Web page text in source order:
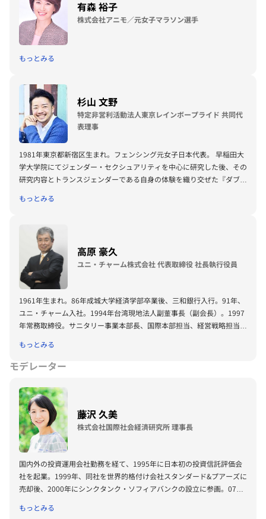
有森 裕子
株式会社アニモ／元女子マラソン選手
もっとみる
杉山 文野
特定非営利活動法人東京レインボープライド 共同代
表理事
1981年東京都新宿区生まれ。フェンシング元女子日本代表。 早稲田大
学大学院にてジェンダー・セクシュアリティを中心に研究した後、その
研究内容とトランスジェンダーである自身の体験を織り交ぜた『ダブル
で世界約50カ国＋南極を巡り、現地で様々な社会問題と向き合う。 帰
をつくる」をテーマに、LGBTQの啓発を中心とした飲食店の経営やイ
ベントの運営、全国各地で年間100本を超える講演会やメディア出演な
ど活動は多義にわたる。 日本初となる渋谷区・同性パートナーシップ
制度制定に関わり、現在は日本フェンシング協会理事、日本オリンピッ
ク委員会理事なども兼任。 パートナーとの間に二児をもうけ、精子提
供者である友人と共に3人親として子育てを行う、新しいファミリーの
スタイルも話題となった。 「元女子高生、パパになる」（文藝春秋）
「3人で親になってみた ママとパパ、ときどきゴンちゃん」（毎日新聞
出版）など
もっとみる
高原 豪久
ユニ・チャーム株式会社 代表取締役 社長執行役員
1961年生まれ。86年成城大学経済学部卒業後、三和銀行入行。91年、
ユニ・チャーム入社。1994年台湾現地法人副董事長（副会長）。1997
年常務取締役。サニタリー事業本部長、国際本部担当、経営戦略担当な
もっとみる
モデレーター
藤沢 久美
株式会社国際社会経済研究所 理事長
国内外の投資運用会社勤務を経て、1995年に日本初の投資信託評価会
社を起業。1999年、同社を世界的格付け会社スタンダード&プアーズに
売却後、2000年にシンクタンク・ソフィアバンクの設立に参画。07年
出され、世界40カ国以上を訪問。トヨタ自動車、しずおかフィナンシ
もっとみる